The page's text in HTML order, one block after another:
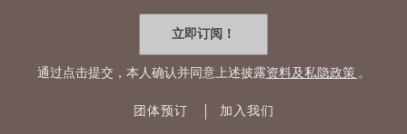
邮
件
地
址
立即订阅！
通过点击提交，本人确认并同意上述披露资料及私隐政策 。
团体预订 加入我们